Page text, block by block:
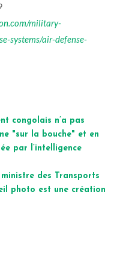
military-
systems/air-defense-
congolais n’a pas
"sur la bouche" et en
par l’intelligence
des Transports
photo est une création